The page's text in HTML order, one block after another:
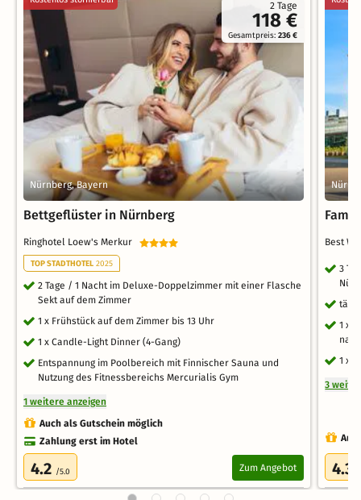
2 Tage
118 €
Gesamtpreis:236 €
Nürnberg, Bayern
Bettgeflüster in Nürnberg
Ringhotel Loew's Merkur
TOP STADTHOTEL 2025
2 Tage / 1 Nacht im Deluxe-Doppelzimmer mit einer Flasche
Sekt auf dem Zimmer
1 x Frühstück auf dem Zimmer bis 13 Uhr
1 x Candle-Light Dinner (4-Gang)
Entspannung im Poolbereich mit Finnischer Sauna und
Nutzung des Fitnessbereichs Mercurialis Gym
1 weitere anzeigen
Auch als Gutschein möglich
Zahlung erst im Hotel
4.2 /5.0 Zum Angebot
Best
3
1 x
1 x
3
4.3